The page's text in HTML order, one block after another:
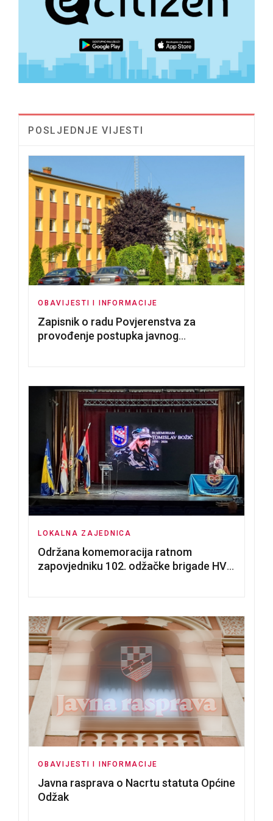
POSLJEDNJE VIJESTI
OBAVIJESTI I INFORMACIJE
Zapisnik o radu Povjerenstva za
provođenje postupka javnog
LOKALNA ZAJEDNICA
Održana komemoracija ratnom
zapovjedniku 102. odžačke brigade HVO
OBAVIJESTI I INFORMACIJE
Javna rasprava o Nacrtu statuta Općine
Odžak